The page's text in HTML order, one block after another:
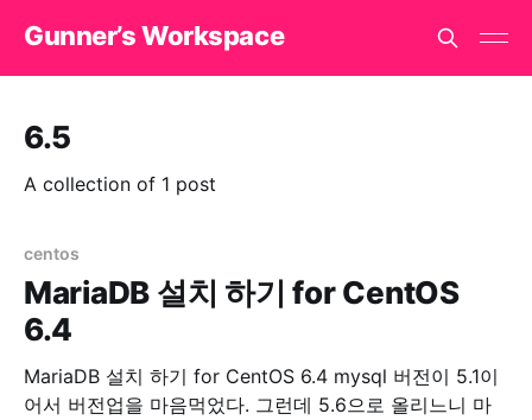
Gunner’s Workspace
6.5
A collection of 1 post
centos
MariaDB 설치 하기 for CentOS
6.4
MariaDB 설치 하기 for CentOS 6.4 mysql 버전이 5.1이
어서 버전업을 마음먹었다. 그런데 5.6으로 올리느니 마